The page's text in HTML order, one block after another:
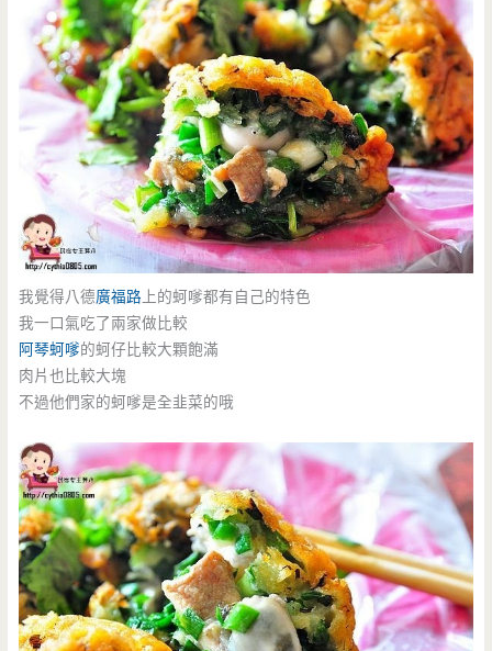
我覺得八德廣福路上的蚵嗲都有自己的特色
我一口氣吃了兩家做比較
阿琴蚵嗲的蚵仔比較大顆飽滿
肉片也比較大塊
不過他們家的蚵嗲是全韭菜的哦